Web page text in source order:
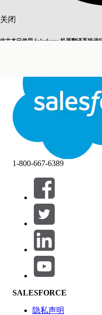
关闭
此文本已使用 Salesforce 机器翻译系统
关闭关闭
筛选器 (0)
选择筛选器
产品区域
功能影响
1-800-667-6389
SALESFORCE
隐私声明